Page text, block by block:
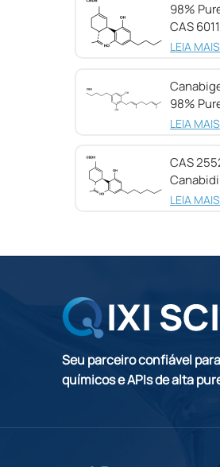
98%
CAS
LEIA MAIS
98%
25654-
LEIA MAIS
CAS
(CBDH),
LEIA MAIS
Seu parceiro confiável
químicos e APIs de alta